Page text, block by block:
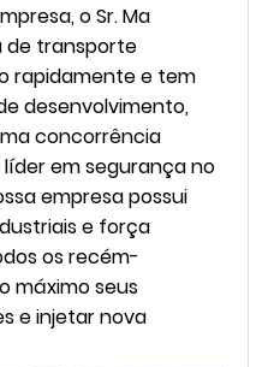
o Sr. Ma
de transporte
rapidamente e tem
desenvolvimento,
concorrência
em segurança no
empresa possui
e força
os recém-
máximo seus
e injetar nova